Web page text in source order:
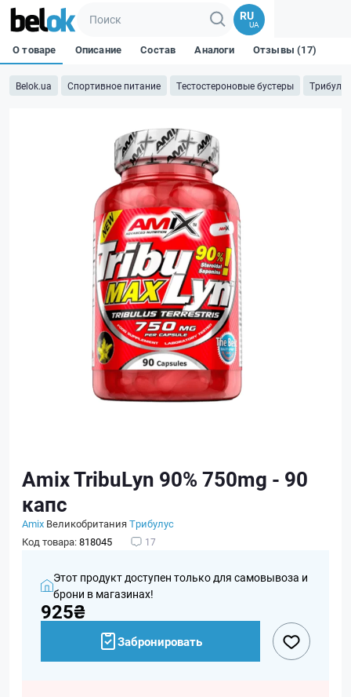
RU
UA
Belok.ua Спортивное питание Тестостероновые бустеры Трибулус
О товаре Описание Состав Аналоги Отзывы (17)
Amix TribuLyn 90% 750mg - 90
капс
Amix ВеликобританияТрибулус
Код товара:818045 17
Этот продукт доступен только для самовывоза и
брони в магазинах!
925₴
Забронировать